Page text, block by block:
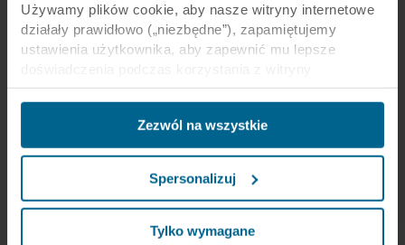
Używamy plików cookie, aby nasze witryny internetowe
działały prawidłowo („niezbędne”), zapamiętujemy
ustawienia użytkownika, aby zapewnić mu lepsze
(„funkcjonalne”), analizujemy jego zachowanie w celu
optymalizacji witryn („statystyczne”) oraz
ukierunkowujemy nasze treści i reklamy w mediach
społecznościowych i zewnętrznych witrynach
naszych stronach („marketingowe”). Informacje o Twoim
korzystaniu z naszych witryn internetowych mogą być
ujawniane naszym partnerom zajmującym się mediami
Zezwól na wszystkie
Spersonalizuj
Tylko wymagane
Nowości produktowe 11 sty 2017
Idealnie biała powierzchnia nowych
wysp sufitowych Rockfon® Eclipse™
rozjaśni każde pomieszczenie
Marzenie każdego architekta – udoskonalone
bezramowe wyspy sufitowe Rockfon Eclipse.